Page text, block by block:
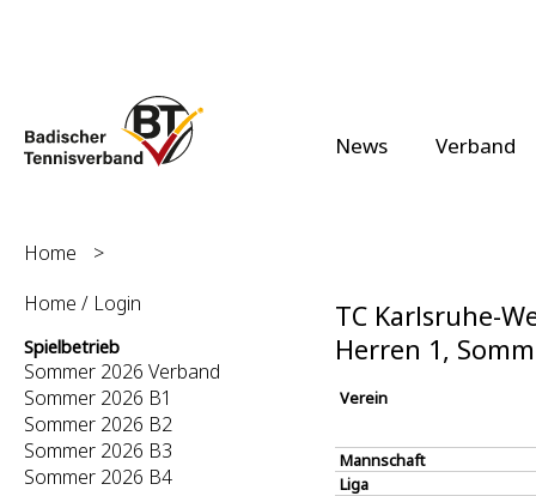
News Verband
Home
>
Home / Login
Spielbetrieb
Sommer 2026 Verband
Sommer 2026 B1
Sommer 2026 B2
Sommer 2026 B3
Sommer 2026 B4
TC Karlsruhe-
Herren 1,
Verein
Mannschaft
Liga